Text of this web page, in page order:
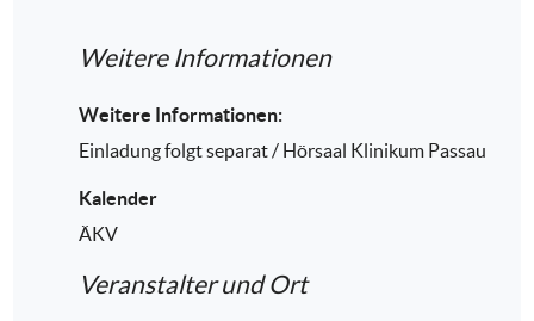
Weitere Informationen
Weitere Informationen:
Einladung folgt separat / Hörsaal Klinikum Passau
Kalender
ÄKV
Veranstalter und Ort